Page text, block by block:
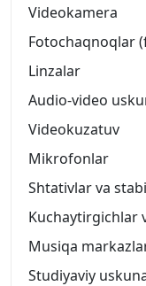
Videokamera
Fotochaqnoqlar
Linzalar
Audio-video
Videokuzatuv
Mikrofonlar
Shtativlar va
Kuchaytirgichlar
Musiqa
Studiyaviy